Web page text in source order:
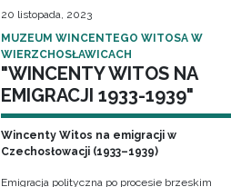
20 listopada, 2023
MUZEUM WINCENTEGO WITOSA W
WIERZCHOSŁAWICACH
"WINCENTY WITOS NA
EMIGRACJI 1933-1939"
Wincenty Witos na emigracji w
Czechosłowacji (1933–1939)
Emigracja polityczna po procesie brzeskim